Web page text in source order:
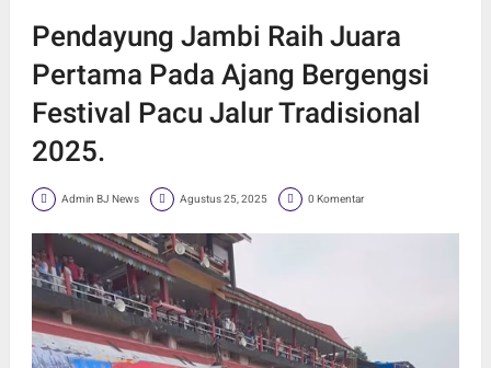
Pendayung Jambi Raih Juara
Pertama Pada Ajang Bergengsi
Festival Pacu Jalur Tradisional
2025.
Admin BJ News Agustus 25, 2025 0 Komentar